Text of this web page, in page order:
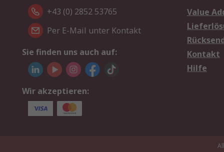
+43 (0) 2852 53765
Per E-Mail unter Kontakt
Sie finden uns auch auf:
Wir akzeptieren:
Value
Kontakt
Hilfe